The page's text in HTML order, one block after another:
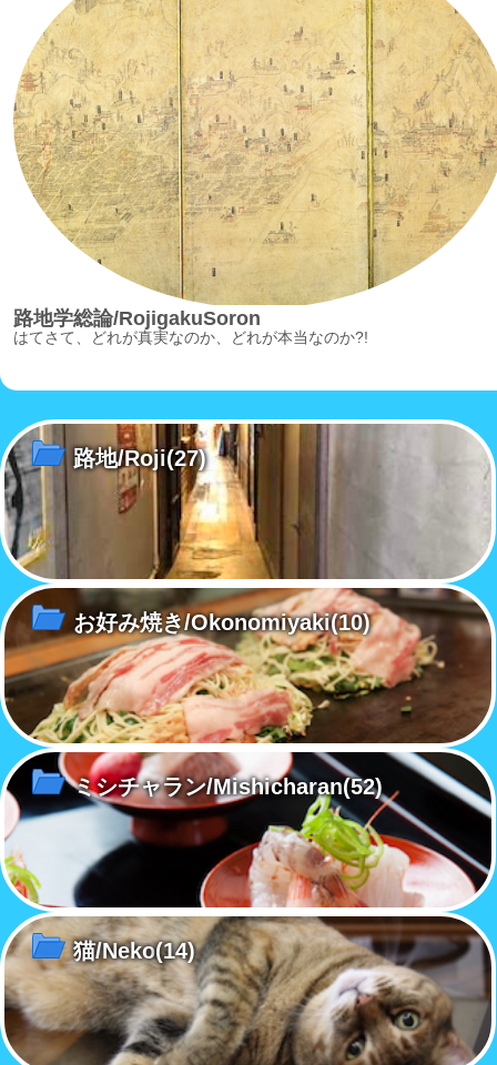
路地学総論/RojigakuSoron
はてさて、どれが真実なのか、どれが本当なのか?!
路地/Roji(27)
お好み焼き/Okonomiyaki(10)
ミシチャラン/Mishicharan(52)
猫/Neko(14)